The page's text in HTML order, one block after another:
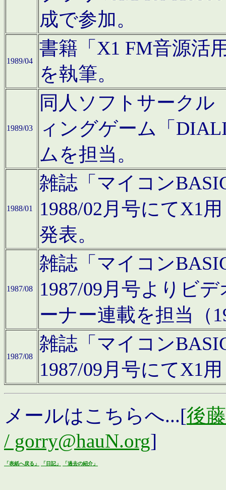
成で参加。
1989/04
書籍「X1 FM音源活
を執筆。
1989/03
同人ソフトサークル
ィングゲーム「
ムを担当。
1988/01
雑誌「マイコン
1988/02月号にてX1
発表。
1987/08
雑誌「マイコン
1987/09月号よりビ
ーナー連載を担当（
1987/08
雑誌「マイコン
1987/09月号にてX1
メールはこちらへ...[後
/ gorry@hauN.org]
「表紙へ戻る」 「日記」 「過去の紹介」